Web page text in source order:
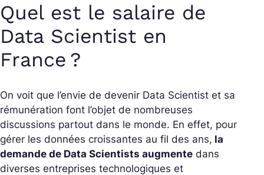
Quel est le salaire de
Data Scientist en
France ?
On voit que l’envie de devenir Data Scientist et sa
rémunération font l’objet de nombreuses
discussions partout dans le monde. En effet, pour
gérer les données croissantes au fil des ans, la
demande de Data Scientists augmente dans
diverses entreprises technologiques et